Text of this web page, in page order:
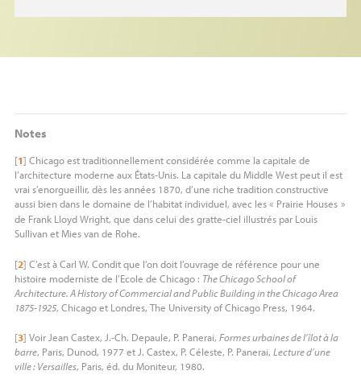
Notes
[1] Chicago est traditionnellement considérée comme la capitale de
l’architecture moderne aux États-Unis. La capitale du Middle West peut il est
vrai s’enorgueillir, dès les années 1870, d’une riche tradition constructive
aussi bien dans le domaine de l’habitat individuel, avec les « Prairie Houses »
de Frank Lloyd Wright, que dans celui des gratte-ciel illustrés par Louis
Sullivan et Mies van de Rohe.
[2] C’est à Carl W. Condit que l’on doit l’ouvrage de référence pour une
histoire moderniste de l’Ecole de Chicago : The Chicago School of
Architecture. A History of Commercial and Public Building in the Chicago Area
1875-1925, Chicago et Londres, The University of Chicago Press, 1964.
[3] Voir Jean Castex, J.-Ch. Depaule, P. Panerai, Formes urbaines de l’îlot à la
barre
, Paris, Dunod, 1977 et J. Castex, P. Céleste, P. Panerai, Lecture d’une
ville : Versailles, Paris, éd. du Moniteur, 1980.